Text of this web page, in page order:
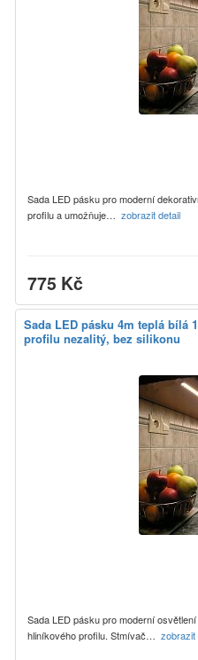
Sada LED pásku pro moderní
profilu a umožňuje… zobrazit detail
775 Kč
Sada LED pásku 4m teplá bílá
profilu nezalitý, bez silikonu
Sada LED pásku pro moderní
hliníkového profilu. Stmívač… zobrazit